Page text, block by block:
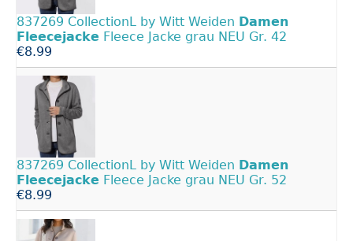
837269 CollectionL by Witt Weiden Damen
Fleecejacke Fleece Jacke grau NEU Gr. 42
€8.99
837269 CollectionL by Witt Weiden Damen
Fleecejacke Fleece Jacke grau NEU Gr. 52
€8.99